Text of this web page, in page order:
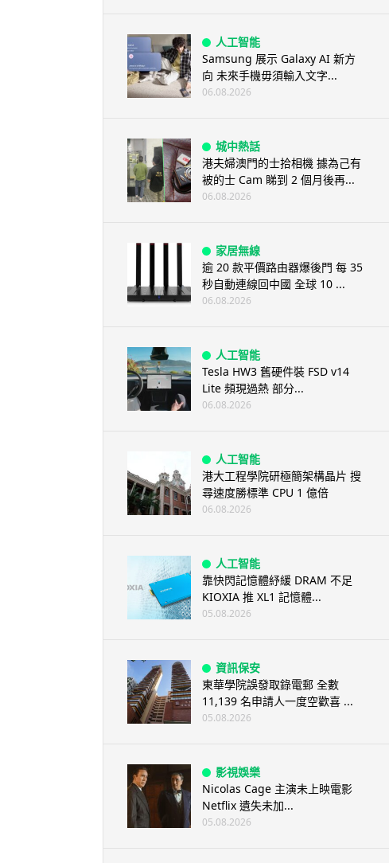
人工智能
Samsung 展示 Galaxy AI 新方
向 未來手機毋須輸入文字...
06.08.2026
城中熱話
港夫婦澳門的士拾相機 據為己有
被的士 Cam 睇到 2 個月後再...
06.08.2026
家居無線
逾 20 款平價路由器爆後門 每 35
秒自動連線回中國 全球 10 ...
06.08.2026
人工智能
Tesla HW3 舊硬件裝 FSD v14
Lite 頻現過熱 部分...
06.08.2026
人工智能
港大工程學院研極簡架構晶片 搜
尋速度勝標準 CPU 1 億倍
06.08.2026
人工智能
靠快閃記憶體紓緩 DRAM 不足
KIOXIA 推 XL1 記憶體...
05.08.2026
資訊保安
東華學院誤發取錄電郵 全數
11,139 名申請人一度空歡喜 ...
05.08.2026
影視娛樂
Nicolas Cage 主演未上映電影
Netflix 遺失未加...
05.08.2026